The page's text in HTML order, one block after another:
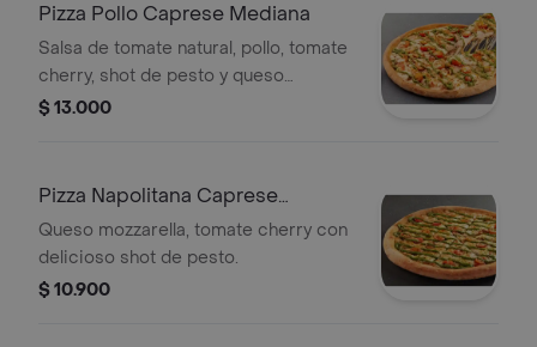
Pizza Pollo Caprese Mediana
Salsa de tomate natural, pollo, tomate
cherry, shot de pesto y queso
mozzarella.
$ 13.000
Pizza Napolitana Caprese
Mediana
Queso mozzarella, tomate cherry con
delicioso shot de pesto.
$ 10.900